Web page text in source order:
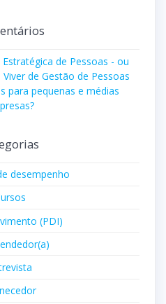
de Pessoas - ou
de Gestão de Pessoas
para pequenas e médias
desempenho
(PDI)